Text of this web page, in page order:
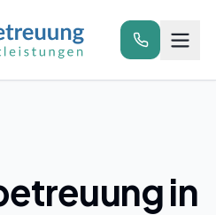
Anrufen
in